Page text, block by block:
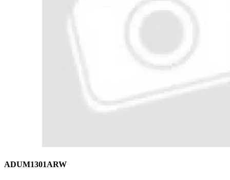
ADUM1301ARW